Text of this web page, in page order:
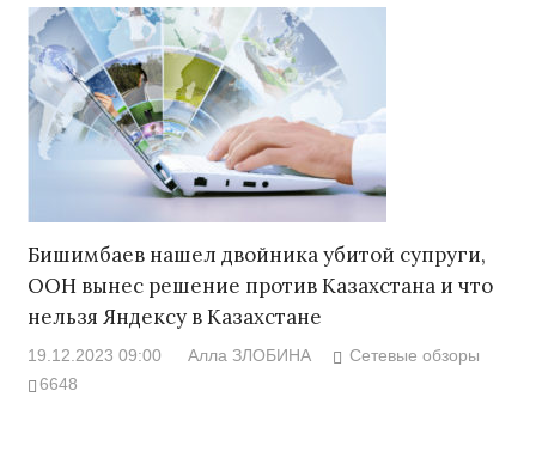
Бишимбаев нашел двойника убитой супруги,
ООН вынес решение против Казахстана и что
нельзя Яндексу в Казахстане
19.12.2023 09:00 Алла ЗЛОБИНА
Сетевые обзоры
6648